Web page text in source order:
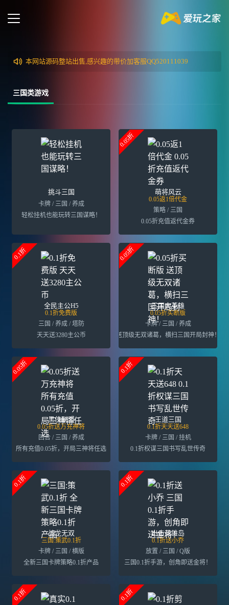
本网站源码整站出售,感兴趣的带价加客服QQ520111039
三国类游戏
挑斗三国
卡牌 / 三国 / 养成
轻松挂机也能玩转三国谋略！
0.05折
萌将风云
0.05返1倍代金
策略 / 三国
0.05折充值返代金券
0.1折
全民主公H5
0.1折免费版
三国 / 养成 / 塔防
天天送3280主公币
0.05折
三国大英雄
0.05折买断版
卡牌 / 三国 / 养成
送顶级无双诸葛，横扫三国开局封神！
0.05折
黑侠联盟
0.05折送万充神将
回合 / 三国 / 养成
所有充值0.05折，开局三神将任选
0.1折
王道三国
0.1折天天送648
卡牌 / 三国 / 挂机
0.1折权谋三国书写乱世传奇
0.1折
战龙无双
三国:策武0.1折
卡牌 / 三国 / 横版
全新三国卡牌策略0.1折产品
0.1折
出击英雄岛
0.1折送小乔
放置 / 三国 / Q版
三国0.1折手游，创角即送金将！
0.1折 0.1折